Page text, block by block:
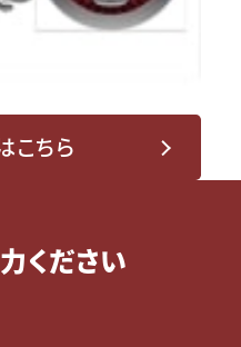
こちら
ください